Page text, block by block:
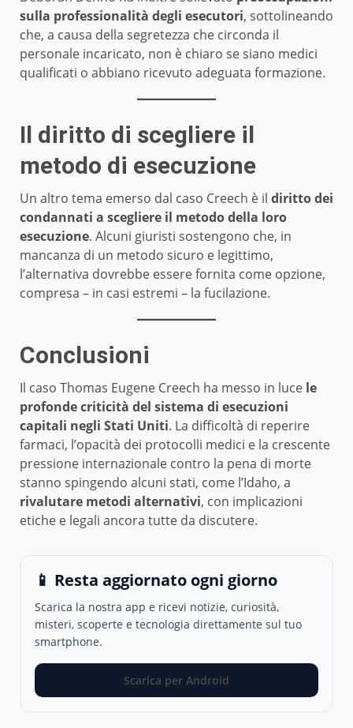
sulla professionalità degli esecutori, sottolineando
che, a causa della segretezza che circonda il
personale incaricato, non è chiaro se siano medici
qualificati o abbiano ricevuto adeguata formazione.
Il diritto di scegliere il
metodo di esecuzione
Un altro tema emerso dal caso Creech è il diritto dei
condannati a scegliere il metodo della loro
esecuzione. Alcuni giuristi sostengono che, in
mancanza di un metodo sicuro e legittimo,
l’alternativa dovrebbe essere fornita come opzione,
compresa – in casi estremi – la fucilazione.
Conclusioni
Il caso Thomas Eugene Creech ha messo in luce le
profonde criticità del sistema di esecuzioni
capitali negli Stati Uniti. La difficoltà di reperire
farmaci, l’opacità dei protocolli medici e la crescente
pressione internazionale contro la pena di morte
stanno spingendo alcuni stati, come l’Idaho, a
rivalutare metodi alternativi, con implicazioni
etiche e legali ancora tutte da discutere.
📱 Resta aggiornato ogni giorno
Scarica la nostra app e ricevi notizie, curiosità,
misteri, scoperte e tecnologia direttamente sul tuo
smartphone.
Scarica per Android